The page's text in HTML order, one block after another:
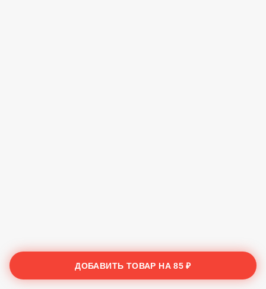
ДОБАВИТЬ ТОВАР НА85 ₽